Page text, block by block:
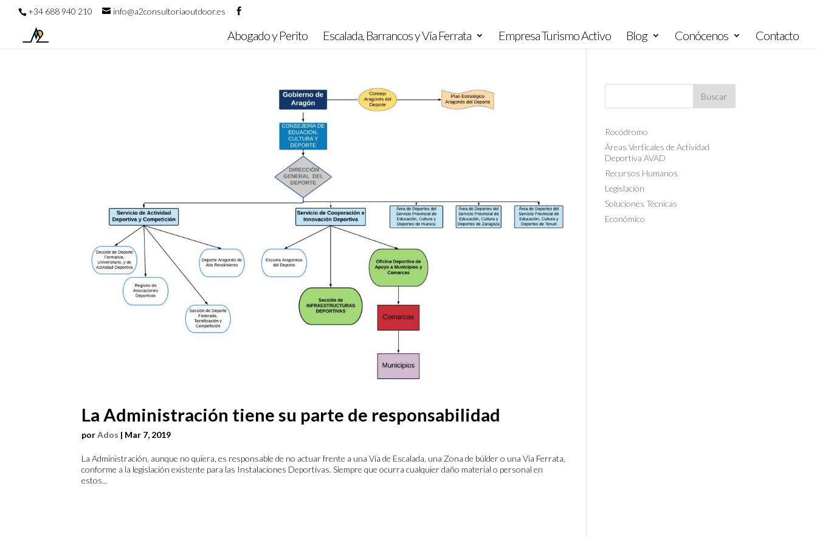
+34 688 940 210 info@a2consultoriaoutdoor.es
Abogado y Perito Escalada, Barrancos y Vía Ferrata Empresa Turismo Activo Blog Conócenos Contacto
La Administración tiene su parte de responsabilidad
porAdos | Mar 7, 2019
La Administración, aunque no quiera, es responsable de no actuar frente a una Vía de Escalada, una Zona de búlder o una Vía Ferrata,
conforme a la legislación existente para las Instalaciones Deportivas. Siempre que ocurra cualquier daño material o personal en
estos...
Rocódromo
Áreas Verticales de Actividad
Deportiva AVAD
Recursos Humanos
Legislación
Soluciones Técnicas
Económico